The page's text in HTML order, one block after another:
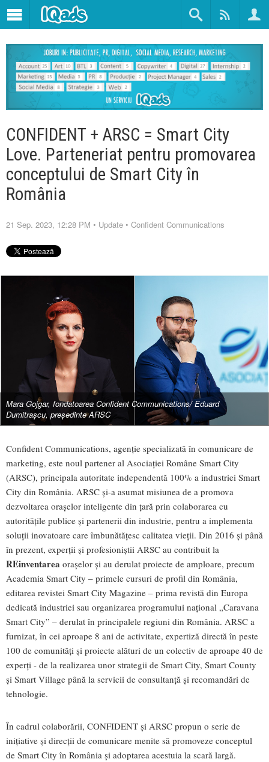
CONFIDENT + ARSC = Smart City
Love. Parteneriat pentru promovarea
conceptului de Smart City în
România
21 Sep. 2023, 12:28 PM • Update • Confident Communications
Mara Gojgar, fondatoarea Confident Communications/ Eduard
Dumitraşcu, preşedinte ARSC
Confident Communications, agenție specializată în comunicare de
marketing, este noul partener al Asociației Române Smart City
(ARSC), principala autoritate independentă 100% a industriei Smart
City din România. ARSC și-a asumat misiunea de a promova
dezvoltarea orașelor inteligente din țară prin colaborarea cu
autoritățile publice și partenerii din industrie, pentru a implementa
soluții inovatoare care îmbunătățesc calitatea vieții. Din 2016 și până
în prezent, experții și profesioniștii ARSC au contribuit la
REinventarea orașelor și au derulat proiecte de amploare, precum
Academia Smart City – primele cursuri de profil din România,
editarea revistei Smart City Magazine – prima revistă din Europa
dedicată industriei sau organizarea programului național „Caravana
Smart City” – derulat în principalele regiuni din România. ARSC a
furnizat, în cei aproape 8 ani de activitate, expertiză directă în peste
100 de comunități și proiecte alături de un colectiv de aproape 40 de
experți - de la realizarea unor strategii de Smart City, Smart County
și Smart Village până la servicii de consultanță și recomandări de
tehnologie.
În cadrul colaborării, CONFIDENT și ARSC propun o serie de
inițiative și direcții de comunicare menite să promoveze conceptul
de Smart City în România și adoptarea acestuia la scară largă.